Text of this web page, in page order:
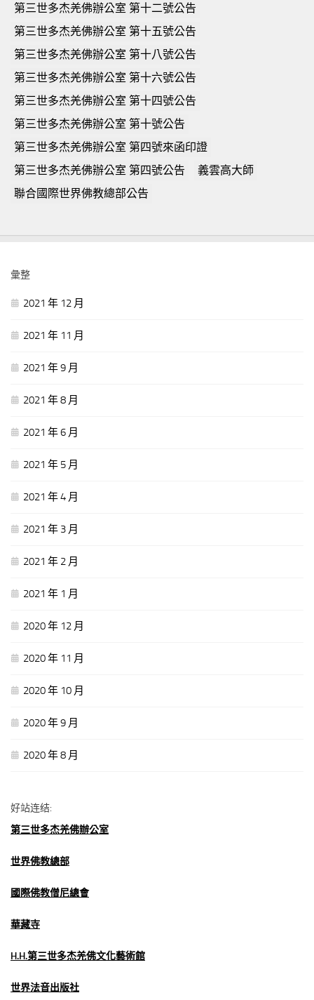
第三世多杰羌佛辦公室 第十二號公告
第三世多杰羌佛辦公室 第十五號公告
第三世多杰羌佛辦公室 第十八號公告
第三世多杰羌佛辦公室 第十六號公告
第三世多杰羌佛辦公室 第十四號公告
第三世多杰羌佛辦公室 第十號公告
第三世多杰羌佛辦公室 第四號來函印證
第三世多杰羌佛辦公室 第四號公告
義雲高大師
聯合國際世界佛教總部公告
彙整
2021 年 12 月
2021 年 11 月
2021 年 9 月
2021 年 8 月
2021 年 6 月
2021 年 5 月
2021 年 4 月
2021 年 3 月
2021 年 2 月
2021 年 1 月
2020 年 12 月
2020 年 11 月
2020 年 10 月
2020 年 9 月
2020 年 8 月
好站连结:
第三世多杰羌佛辦公室
世界佛教總部
國際佛教僧尼總會
華藏寺
H.H.第三世多杰羌佛文化藝術館
世界法音出版社